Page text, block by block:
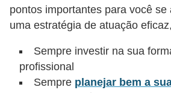
pontos importantes para você se
uma estratégia de atuação
Sempre investir na sua
profissional
Sempre planejar bem a
e
r